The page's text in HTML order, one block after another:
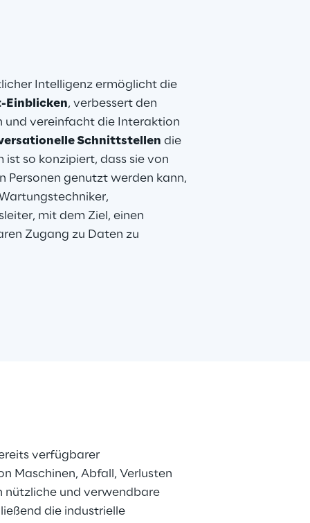
Intelligenz ermöglicht die
Einblicken, verbessert den
und vereinfacht die Interaktion
Schnittstellen die
so konzipiert, dass sie von
Personen genutzt werden kann,
mit dem Ziel, einen
Zugang zu Daten zu
verfügbarer
Maschinen, Abfall, Verlusten
nützliche und verwendbare
die industrielle